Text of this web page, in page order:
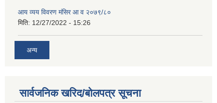
आय व्यय विवरण मंसिर आ व २०७९/८०
मिति: 12/27/2022 - 15:26
अन्य
सार्वजनिक खरिद/बोलपत्र सूचना